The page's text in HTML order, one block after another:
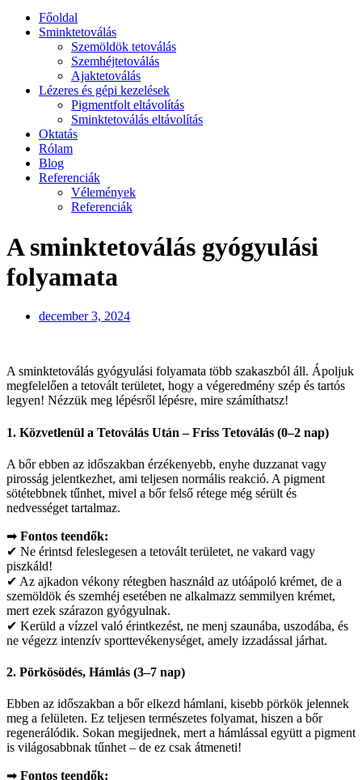
Főoldal
Sminktetoválás
Szemöldök tetoválás
Szemhéjtetoválás
Ajaktetoválás
Lézeres és gépi kezelések
Pigmentfolt eltávolítás
Sminktetoválás eltávolítás
Oktatás
Rólam
Blog
Referenciák
Vélemények
Referenciák
A sminktetoválás gyógyulási
folyamata
december 3, 2024
A sminktetoválás gyógyulási folyamata több szakaszból áll. Ápoljuk
megfelelően a tetovált területet, hogy a végeredmény szép és tartós
legyen! Nézzük meg lépésről lépésre, mire számíthatsz!
1. Közvetlenül a Tetoválás Után – Friss Tetoválás (0–2 nap)
A bőr ebben az időszakban érzékenyebb, enyhe duzzanat vagy
pirosság jelentkezhet, ami teljesen normális reakció. A pigment
sötétebbnek tűnhet, mivel a bőr felső rétege még sérült és
nedvességet tartalmaz.
➡ Fontos teendők:
✔ Ne érintsd feleslegesen a tetovált területet, ne vakard vagy
piszkáld!
✔ Az ajkadon vékony rétegben használd az utóápoló krémet, de a
szemöldök és szemhéj esetében ne alkalmazz semmilyen krémet,
mert ezek szárazon gyógyulnak.
✔ Kerüld a vízzel való érintkezést, ne menj szaunába, uszodába, és
ne végezz intenzív sporttevékenységet, amely izzadással járhat.
2. Pörkösödés, Hámlás (3–7 nap)
Ebben az időszakban a bőr elkezd hámlani, kisebb pörkök jelennek
meg a felületen. Ez teljesen természetes folyamat, hiszen a bőr
regenerálódik. Sokan megijednek, mert a hámlással együtt a pigment
is világosabbnak tűnhet – de ez csak átmeneti!
➡ Fontos teendők: